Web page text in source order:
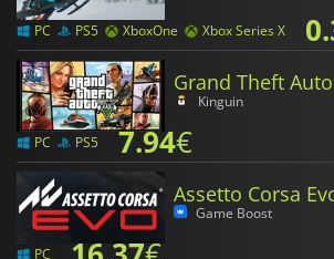
PC PS5 XboxOne Xbox Series X
Kinguin
PC PS5 7.94€
Assetto Corsa
Game Boost
PC